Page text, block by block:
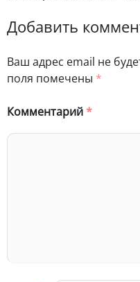
Добавить
Ваш адрес email не
поля помечены *
Комментарий*